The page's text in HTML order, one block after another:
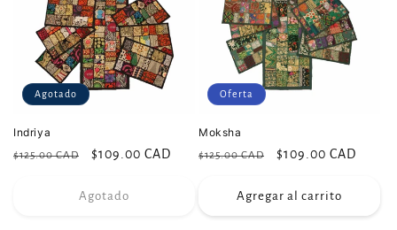
Agotado
Indriya
Precio
$125.00 CAD
Precio
oferta
$109.00 CAD
Agotado
Oferta
Moksha
Precio
$125.00 CAD
Precio
oferta
$109.00 CAD
Agregar al carrito